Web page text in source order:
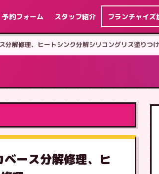
予約フォーム スタッフ紹介 フランチャイズ
分解修理、ヒートシンク分解シリコングリス塗りつ
ース分解修理、ヒ